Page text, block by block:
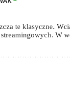
te klasyczne.
W